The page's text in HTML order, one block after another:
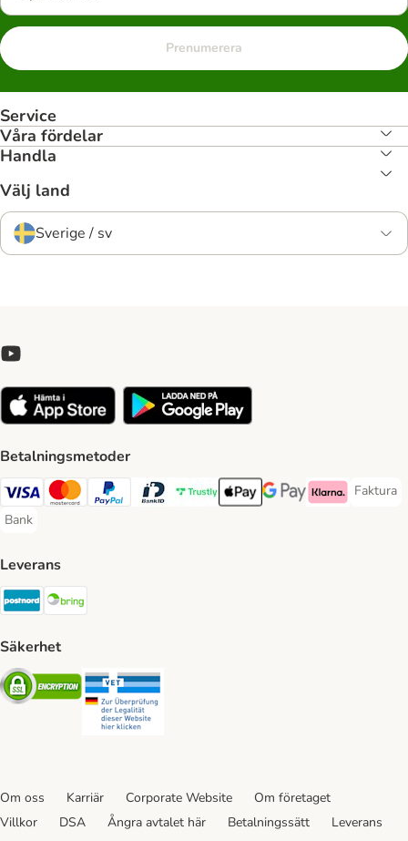
Prenumerera
Service
Våra fördelar
Handla
Välj land
Sverige / sv
Betalningsmetoder
Visa Payment Method
Mastercard Payment Method
PayPal Payment Method
BankID Payment Method
Trustly Payment Method
Apple Pay Payment Method
Googple Pay Payment
Klarna Payment
Faktura
Faktura
Bank
Bank Payment Method
Leverans
Postnord Shipping Method
Säkerhet
Security
Om oss Karriär Corporate Website
Om företaget
Villkor
DSA Ångra avtalet här Betalningssätt
Leverans